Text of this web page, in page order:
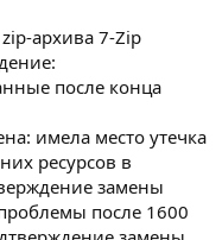
архива 7-Zip
после конца
имела место утечка
ресурсов в
замены
после 1600